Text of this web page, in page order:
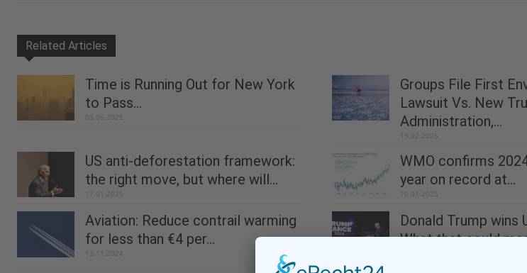
Related Articles
Time is Running Out for New York
to Pass...
03.06.2025
Groups File First
Lawsuit Vs. New
Administration,...
19.02.2025
US anti-deforestation framework:
the right move, but where will...
17.01.2025
WMO confirms
year on record at...
10.01.2025
Aviation: Reduce contrail warming
for less than €4 per...
13.11.2024
Donald Trump wins
What that could